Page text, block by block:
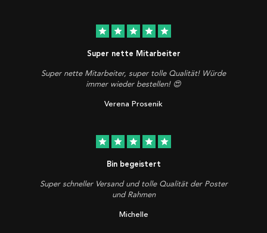
star star star star star
Super nette Mitarbeiter
Super nette Mitarbeiter, super tolle Qualität! Würde
immer wieder bestellen! 😍
Verena Prosenik
star star star star star
Bin begeistert
Super schneller Versand und tolle Qualität der Poster
und Rahmen
Michelle